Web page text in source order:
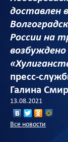
доставлен
России на
пресс-
Галина
13.08.2021
Все новости